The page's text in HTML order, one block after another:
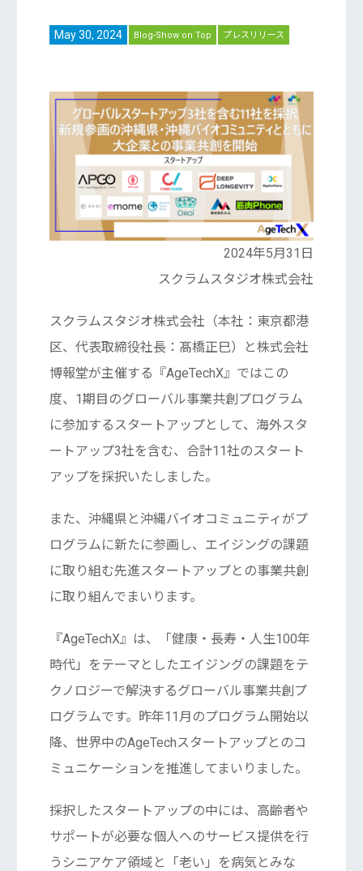
May 30, 2024 Blog-Show on Top プレスリリース
2024年5月31日
スクラムスタジオ株式会社
スクラムスタジオ株式会社（本社：東京都港
区、代表取締役社長：髙橋正巳）と株式会社
博報堂が主催する『AgeTechX』ではこの
度、1期目のグローバル事業共創プログラム
に参加するスタートアップとして、海外スタ
ートアップ3社を含む、合計11社のスタート
アップを採択いたしました。
また、沖縄県と沖縄バイオコミュニティがプ
ログラムに新たに参画し、エイジングの課題
に取り組む先進スタートアップとの事業共創
に取り組んでまいります。
『AgeTechX』は、「健康・長寿・人生100年
時代」をテーマとしたエイジングの課題をテ
クノロジーで解決するグローバル事業共創プ
ログラムです。昨年11月のプログラム開始以
降、世界中のAgeTechスタートアップとのコ
ミュニケーションを推進してまいりました。
採択したスタートアップの中には、高齢者や
サポートが必要な個人へのサービス提供を行
うシニアケア領域と「老い」を病気とみな